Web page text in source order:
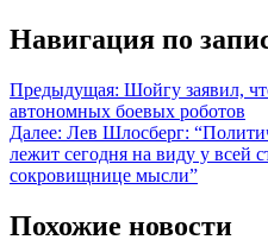
Навигация по
Предыдущая: Шойгу заявил,
автономных боевых роботов
Далее: Лев Шлосберг:
лежит сегодня на виду у всей
сокровищнице мысли”
Похожие новости